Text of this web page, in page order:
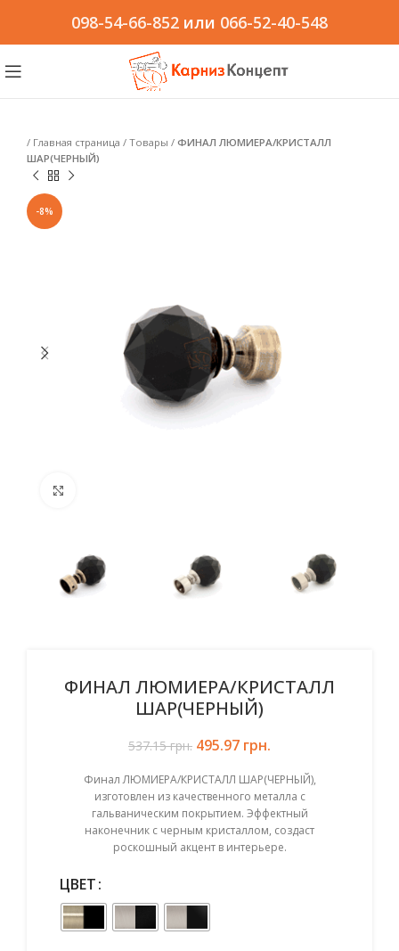
098-54-66-852 или 066-52-40-548
/ Главная страница / Товары / ФИНАЛ ЛЮМИЕРА/КРИСТАЛЛ
ШАР(ЧЕРНЫЙ)
-8%
ФИНАЛ ЛЮМИЕРА/КРИСТАЛЛ
ШАР(ЧЕРНЫЙ)
537.15грн.
Первоначальная цена
495.97 грн.
Финал ЛЮМИЕРА/КРИСТАЛЛ ШАР(ЧЕРНЫЙ),
изготовлен из качественного металла с
гальваническим покрытием. Эффектный
наконечник с черным кристаллом, создаст
роскошный акцент в интерьере.
ЦВЕТ